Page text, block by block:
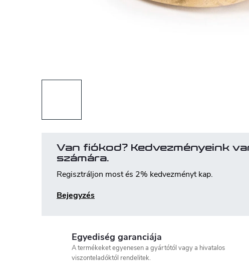
Van fiókod? Kedvezményeink
számára.
Regisztráljon most és 2% kedvezményt kap.
Bejegyzés
Egyediség garanciája
A termékeket egyenesen a gyártótól vagy a hivatalos
viszonteladóktól rendelitek.